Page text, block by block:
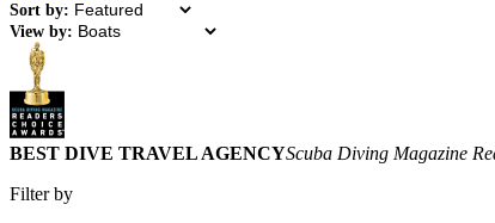
Sort by:
View by:
BEST DIVE TRAVEL AGENCYScuba Diving Magazine
Filter by